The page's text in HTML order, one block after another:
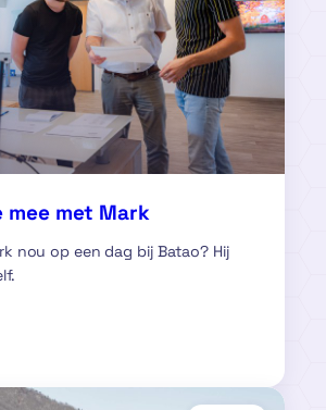
mee met Mark
nou op een dag bij Batao? Hij